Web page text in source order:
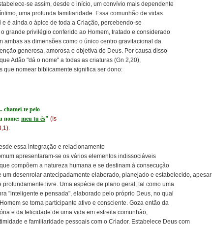
se assim, desde o início, um convívio mais dependente
uma profunda familiaridade. Essa comunhão de vidas
e é ainda o ápice de toda a Criação, percebendo-se
grande privilégio conferido ao Homem, tratado e considerado
ambas as dimensões como o único centro gravitacional da
generosa, amorosa e objetiva de Deus. Por causa disso
Adão "dá o nome" a todas as criaturas (Gn 2,20),
que nomear biblicamente significa ser dono:
chamei-te pelo
nome:meu tu és" (Is
.
essa integração e relacionamento
apresentaram-se os vários elementos indissociáveis
compõem a natureza humana e se destinam à consecução
um desenrolar antecipadamente elaborado, planejado e estabelecido, apesar
profundamente livre. Uma espécie de plano geral, tal como uma
"inteligente e pensada", elaborado pelo próprio Deus, no qual
se torna participante ativo e consciente. Goza então da
e da felicidade de uma vida em estreita comunhão,
e familiaridade pessoais com o Criador. Estabelece Deus com